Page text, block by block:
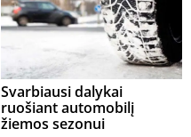
Svarbiausi dalykai
ruošiant automobilį
žiemos sezonui